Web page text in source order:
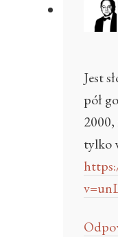
Jest
pół
tylko